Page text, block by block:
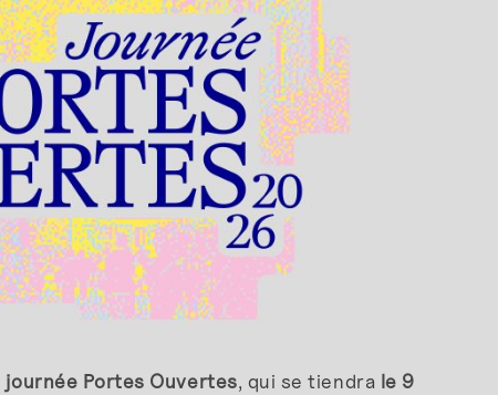
journée Portes Ouvertes, qui se tiendra le 9